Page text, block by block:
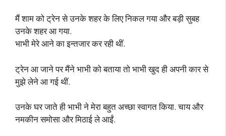
मैं शाम को ट्रेन से उनके शहर के लिए निकल गया और बड़ी सुबह
उनके शहर आ गया.
भाभी मेरे आने का इन्तजार कर रही थीं.
ट्रेन आ जाने पर मैंने भाभी को बताया तो भाभी खुद ही अपनी कार से
मुझे लेने आ गई थीं.
उनके घर जाते ही भाभी ने मेरा बहुत अच्छा स्वागत किया. चाय और
नमकीन समोसा और मिठाई ले आईं.